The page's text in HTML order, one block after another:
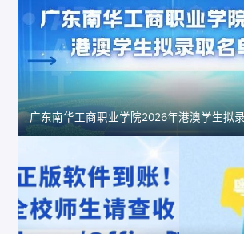
广东南华工商职业学院2026年港澳学生拟